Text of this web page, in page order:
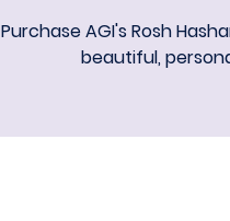
Purchase AGI's Rosh
beautiful,